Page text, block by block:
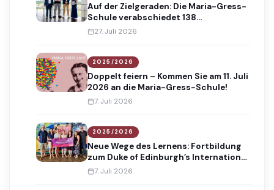
Auf der Zielgeraden: Die Maria-Gress-
Schule verabschiedet 138
Absolventinnen und Absolventen
27. Juli 2026
2025/2026
Doppelt feiern – Kommen Sie am 11. Juli
2026 an die Maria-Gress-Schule!
7. Juli 2026
2025/2026
Neue Wege des Lernens: Fortbildung
zum Duke of Edinburgh’s International
Award
7. Juli 2026